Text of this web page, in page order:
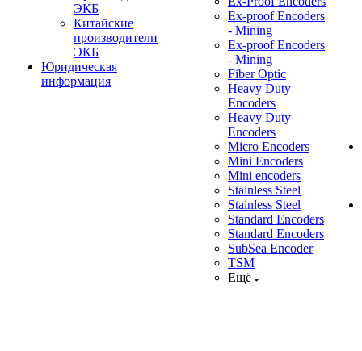
ЭКБ
Китайские
производители
ЭКБ
Юридическая
информация
Ex-proof Encoders
- Mining
Ex-proof Encoders
- Mining
Fiber Optic
Heavy Duty
Encoders
Heavy Duty
Encoders
Micro Encoders
Mini Encoders
Mini encoders
Stainless Steel
Stainless Steel
Standard Encoders
Standard Encoders
SubSea Encoder
TSM
Ещё